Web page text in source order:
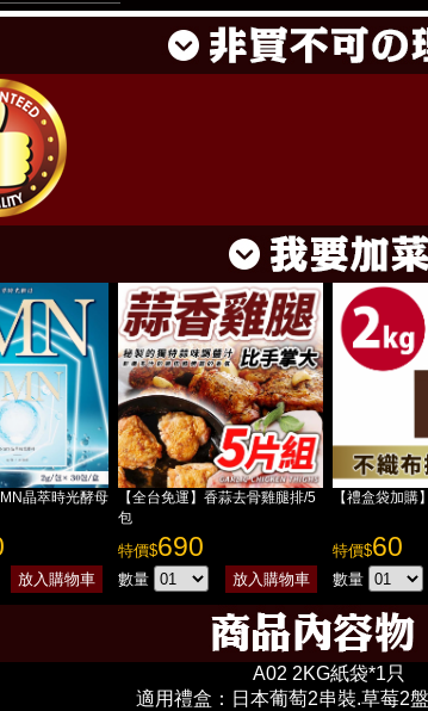
晶萃時光酵母
【全台免運】香蒜去骨雞腿排/5
包
特價$690
數量
【禮盒袋加購
特價$60
數量
A02 2KG紙袋*1只
適用禮盒：日本葡萄2串裝.草莓2